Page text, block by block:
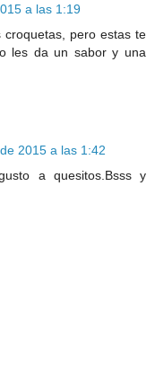
a las 1:19
pero estas te
les da un sabor y una
2015 a las 1:42
a quesitos.Bsss y